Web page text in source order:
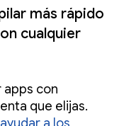
más rápido
cualquier
con
que elijas.